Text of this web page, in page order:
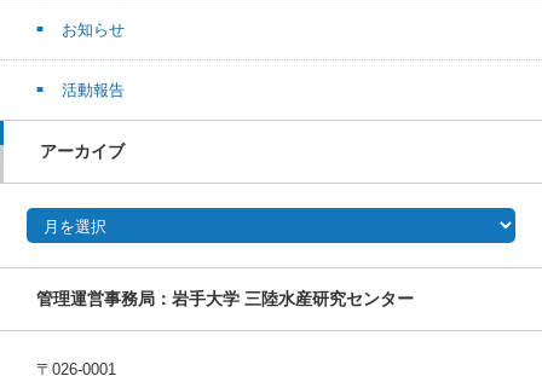
お知らせ
活動報告
アーカイブ
アーカイブ
管理運営事務局：岩手大学 三陸水産研究センター
〒026-0001